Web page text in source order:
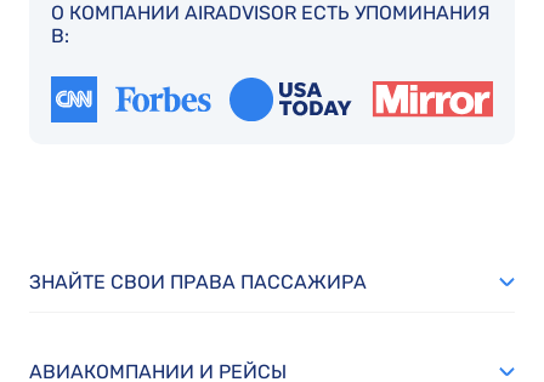
О КОМПАНИИ AIRADVISOR ЕСТЬ УПОМИНАНИЯ
В:
ЗНАЙТЕ СВОИ ПРАВА ПАССАЖИРА
АВИАКОМПАНИИ И РЕЙСЫ